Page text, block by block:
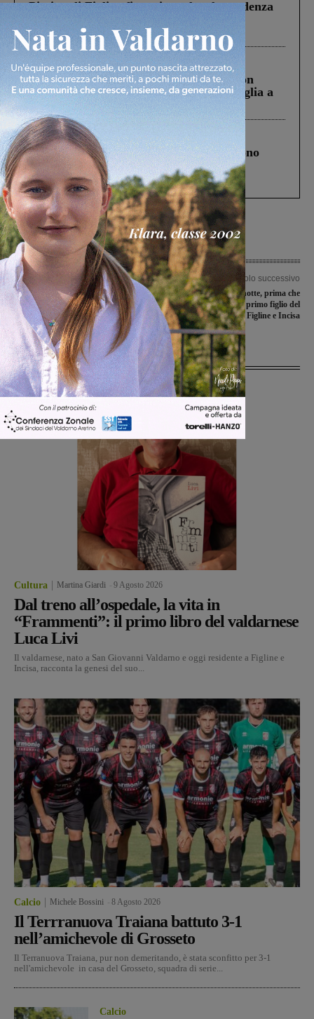
Piscina di Figline finanziata oltre la scadenza
Pnrr, il gruppo di Fratelli d’Italia: “Un
ringraziamento al Governo”
Cronaca 3 Agosto 2026
Scomparso da una struttura di Castiglion
Fiorentino l’uomo che aveva ucciso la figlia a
Levane nel 2020
Cronaca 4 Agosto 2026
Un anno fa la strage in A1 in cui morirono
Gianni, Giulia e Franco. Lo schianto, il
processo, lo stop ai sorpassi fra tir....
Articolo precedente
Sfida di cartello a Faella dove arriva il
Pergine
Articolo successivo
Nasce in casa nella notte, prima che
arrivi l’ambulanza. Il primo figlio del
nuovo comune di Figline e Incisa
Ultime Notizie
Cultura Martina Giardi 9 Agosto 2026
Dal treno all’ospedale, la vita in
“Frammenti”: il primo libro del valdarnese
Luca Livi
Il valdarnese, nato a San Giovanni Valdarno e oggi residente a Figline e
Incisa, racconta la genesi del suo...
Calcio Michele Bossini 8 Agosto 2026
Il Terrranuova Traiana battuto 3-1
nell’amichevole di Grosseto
Il Terranuova Traiana, pur non demeritando, è stata sconfitto per 3-1
nell'amichevole in casa del Grosseto, squadra di serie...
Calcio